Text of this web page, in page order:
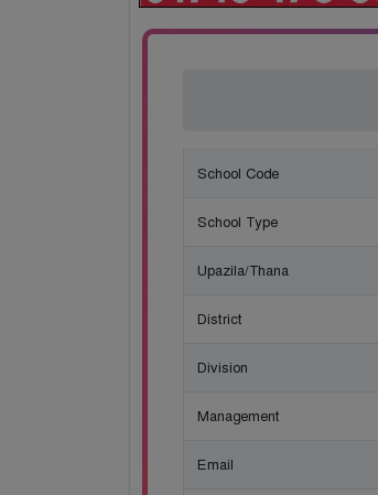
School Code
School Type
Upazila/Thana
District
Division
Management
Email